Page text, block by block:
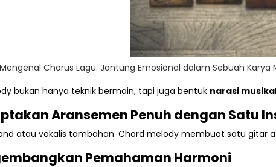
Mengenal Chorus Lagu: Jantung Emosional dalam Sebuah Karya
bukan hanya teknik bermain, tapi juga bentuk narasi
Aransemen Penuh dengan Satu
atau vokalis tambahan. Chord melody membuat satu
Pemahaman Harmoni